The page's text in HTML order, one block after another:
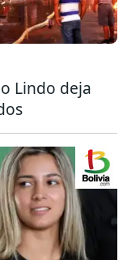
Lindo deja